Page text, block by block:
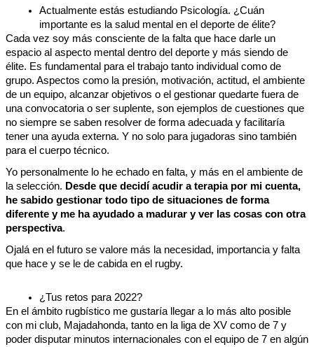
Actualmente estás estudiando Psicología. ¿Cuán
importante es la salud mental en el deporte de élite?
Cada vez soy más consciente de la falta que hace darle un
espacio al aspecto mental dentro del deporte y más siendo de
élite. Es fundamental para el trabajo tanto individual como de
grupo. Aspectos como la presión, motivación, actitud, el ambiente
de un equipo, alcanzar objetivos o el gestionar quedarte fuera de
una convocatoria o ser suplente, son ejemplos de cuestiones que
no siempre se saben resolver de forma adecuada y facilitaría
tener una ayuda externa. Y no solo para jugadoras sino también
para el cuerpo técnico.
Yo personalmente lo he echado en falta, y más en el ambiente de
la selección. Desde que decidí acudir a terapia por mi cuenta,
he sabido gestionar todo tipo de situaciones de forma
diferente y me ha ayudado a madurar y ver las cosas con otra
perspectiva.
Ojalá en el futuro se valore más la necesidad, importancia y falta
que hace y se le de cabida en el rugby.
¿Tus retos para 2022?
En el ámbito rugbístico me gustaría llegar a lo más alto posible
con mi club, Majadahonda, tanto en la liga de XV como de 7 y
poder disputar minutos internacionales con el equipo de 7 en algún